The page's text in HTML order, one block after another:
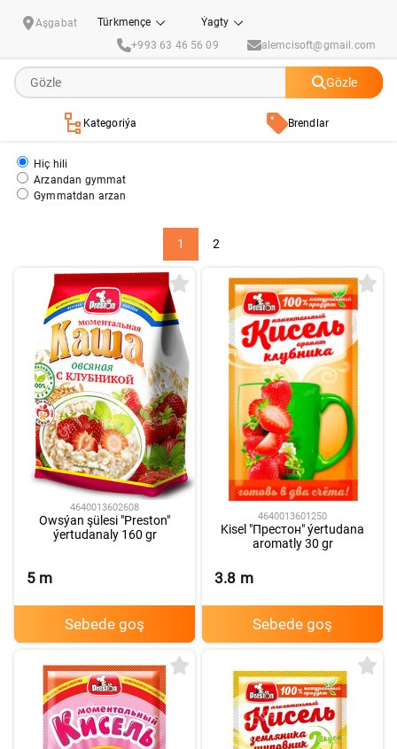
Aşgabat Türkmençe
Ýagty
+993 63 46 56 09
alemcisoft@gmail.com
Gözle
Kategoriýa Brendlar
Hiç hili
Arzandan gymmat
Gymmatdan arzan
1 2
4640013602608
Owsýan şülesi "Preston"
ýertudanaly 160 gr
5 m
Sebede goş
4640013601250
Kisel "Престон" ýertudana
aromatly 30 gr
3.8 m
Sebede goş